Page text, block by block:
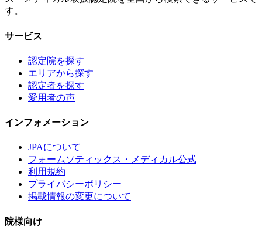
す。
サービス
認定院を探す
エリアから探す
認定者を探す
愛用者の声
インフォメーション
JPAについて
フォームソティックス・メディカル公式
利用規約
プライバシーポリシー
掲載情報の変更について
院様向け